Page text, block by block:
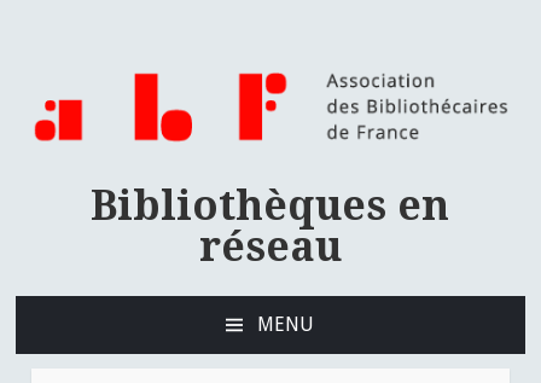
Bibliothèques en
réseau
MENU